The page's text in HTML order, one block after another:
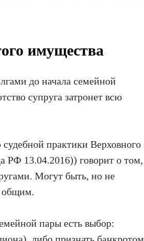
имущества
до начала семейной
супруга затронет всю
практики Верховного
РФ 13.04.2016)) говорит о том,
Могут быть, но не
общим.
пары есть выбор: